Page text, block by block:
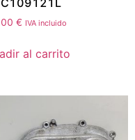
€ IVA incluido
al carrito